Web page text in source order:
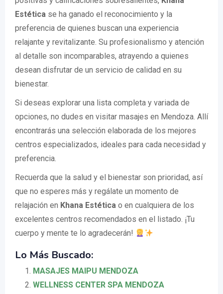
Estética se ha ganado el reconocimiento y la
preferencia de quienes buscan una experiencia
relajante y revitalizante. Su profesionalismo y atención
al detalle son incomparables, atrayendo a quienes
desean disfrutar de un servicio de calidad en su
bienestar.
Si deseas explorar una lista completa y variada de
opciones, no dudes en visitar masajes en Mendoza. Allí
encontrarás una selección elaborada de los mejores
centros especializados, ideales para cada necesidad y
preferencia.
Recuerda que la salud y el bienestar son prioridad, así
que no esperes más y regálate un momento de
relajación en Khana Estética o en cualquiera de los
excelentes centros recomendados en el listado. ¡Tu
cuerpo y mente te lo agradecerán!
Lo Más Buscado:
MASAJES MAIPU MENDOZA
WELLNESS CENTER SPA MENDOZA